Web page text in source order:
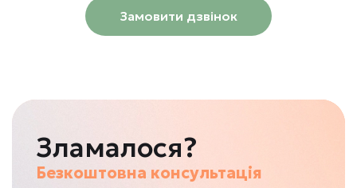
Замовити дзвінок
Зламалося?
Безкоштовна консультація